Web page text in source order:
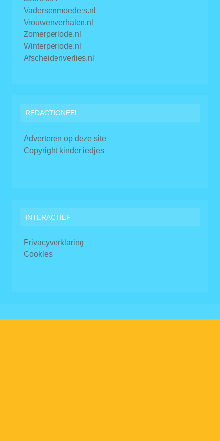
Vadersenmoeders.nl
Vrouwenverhalen.nl
Zomerperiode.nl
Winterperiode.nl
Afscheidenverlies.nl
REDACTIONEEL
Adverteren op deze site
Copyright kinderliedjes
INTERACTIEF
Privacyverklaring
Cookies